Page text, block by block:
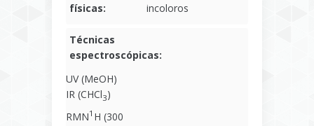
físicas:
incoloros
Técnicas
espectroscópicas:
UV (MeOH)
IR (CHCl3)
RMN1 H (300